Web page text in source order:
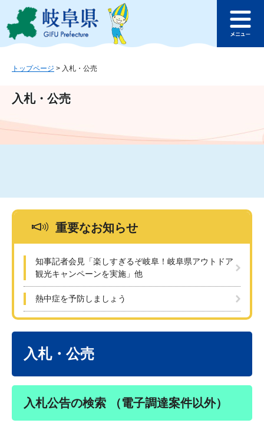
ジ
ュ
文
このページの本文へ
ュ
トップページ > 入札・公売
入札・公売
重要なお知らせ
知事記者会見「楽しすぎるぞ岐阜！岐阜県アウトドア
観光キャンペーンを実施」他
熱中症を予防しましょう
入札・公売
入札公告の検索 （電子調達案件以外）